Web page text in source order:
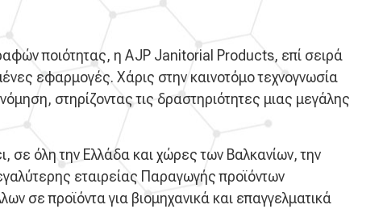
ποιότητας, η AJP Janitorial Products, επί σειρά
εφαρμογές. Χάρις στην καινοτόμο τεχνογνωσία
στηρίζοντας τις δραστηριότητες μιας μεγάλης
σε όλη την Ελλάδα και χώρες των Βαλκανίων, την
εταιρείας Παραγωγής προϊόντων
σε προϊόντα για βιομηχανικά και επαγγελματικά